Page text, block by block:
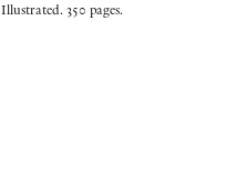
Illustrated. 350 pages.